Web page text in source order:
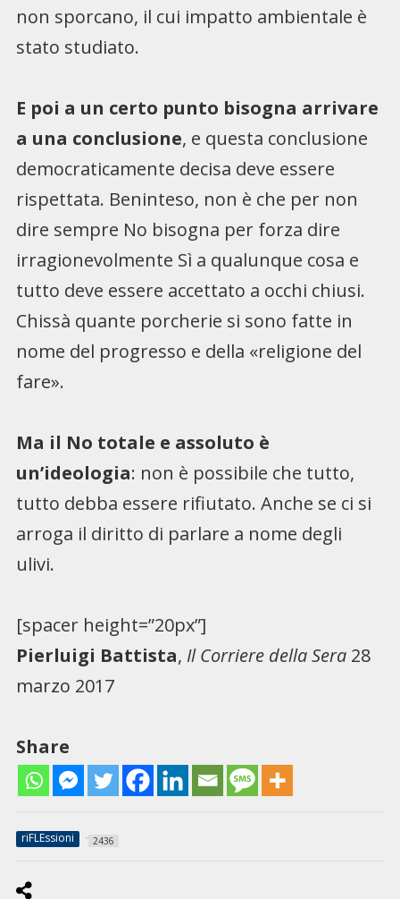
non sporcano, il cui impatto ambientale è
stato studiato.
E poi a un certo punto bisogna arrivare
a una conclusione, e questa conclusione
democraticamente decisa deve essere
rispettata. Beninteso, non è che per non
dire sempre No bisogna per forza dire
irragionevolmente Sì a qualunque cosa e
tutto deve essere accettato a occhi chiusi.
Chissà quante porcherie si sono fatte in
nome del progresso e della «religione del
fare».
Ma il No totale e assoluto è
un’ideologia: non è possibile che tutto,
tutto debba essere rifiutato. Anche se ci si
arroga il diritto di parlare a nome degli
ulivi.
[spacer height=”20px”]
Pierluigi Battista, Il Corriere della Sera28
marzo 2017
Share
riFLEssioni 2436